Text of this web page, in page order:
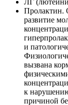
ЛГ
Пролактин.
развитие
и
вызвана
к
причиной